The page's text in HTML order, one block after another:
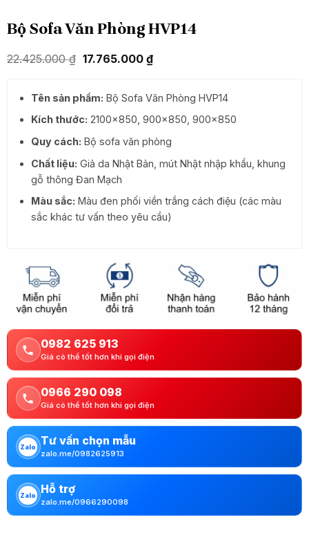
Bộ Sofa Văn Phòng HVP14
22.425.000₫ Giá
22.425.000 ₫.
17.765.000 ₫Giá
hiện
là:
17.765.000 ₫.
Tên sản phẩm: Bộ Sofa Văn Phòng HVP14
Kích thước: 2100×850, 900×850, 900×850
Quy cách: Bộ sofa văn phòng
Chất liệu: Giả da Nhật Bản, mút Nhật nhập khẩu, khung
gỗ thông Đan Mạch
Màu sắc: Màu đen phối viền trắng cách điệu (các màu
sắc khác tư vấn theo yêu cầu)
0982 625 913
Giá có thể tốt hơn khi gọi điện
0966 290 098
Giá có thể tốt hơn khi gọi điện
Zalo Tư vấn chọn mẫu
zalo.me/0982625913
Zalo Hỗ trợ
zalo.me/0966290098